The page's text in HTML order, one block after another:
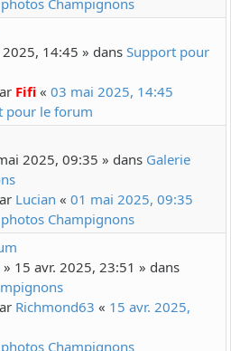
Champignons
14:45 » dans Support pour
Fifi « 03 mai 2025, 14:45
pour le forum
2025, 09:35 » dans Galerie
Lucian « 01 mai 2025, 09:35
Champignons
» 15 avr. 2025, 23:51 » dans
Richmond63 « 15 avr. 2025,
Champignons